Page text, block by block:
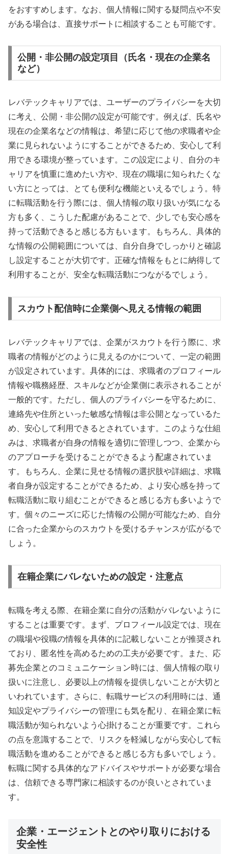
をおすすめします。なお、個人情報に関する疑問点や不安
がある場合は、直接サポートに相談することも可能です。
公開・非公開の設定項目（氏名・現在の企業名
など）
レバテックキャリアでは、ユーザーのプライバシーを大切
に考え、公開・非公開の設定が可能です。例えば、氏名や
現在の企業名などの情報は、希望に応じて他の求職者や企
業に見られないようにすることができるため、安心して利
用できる環境が整っています。この設定により、自分のキ
ャリアを慎重に進めたい方や、現在の職場に知られたくな
い方にとっては、とても便利な機能といえるでしょう。特
に転職活動を行う際には、個人情報の取り扱いが気になる
方も多く、こうした配慮があることで、少しでも安心感を
持って活動できると感じる方もいます。もちろん、具体的
な情報の公開範囲については、自分自身でしっかりと確認
し設定することが大切です。正確な情報をもとに納得して
利用することが、安全な転職活動につながるでしょう。
スカウト配信時に企業側へ見える情報の範囲
レバテックキャリアでは、企業がスカウトを行う際に、求
職者の情報がどのように見えるのかについて、一定の範囲
が設定されています。具体的には、求職者のプロフィール
情報や職務経歴、スキルなどが企業側に表示されることが
一般的です。ただし、個人のプライバシーを守るために、
連絡先や住所といった敏感な情報は非公開となっているた
め、安心して利用できるとされています。このような仕組
みは、求職者が自身の情報を適切に管理しつつ、企業から
のアプローチを受けることができるよう配慮されていま
す。もちろん、企業に見せる情報の選択肢や詳細は、求職
者自身が設定することができるため、より安心感を持って
転職活動に取り組むことができると感じる方も多いようで
す。個々のニーズに応じた情報の公開が可能なため、自分
に合った企業からのスカウトを受けるチャンスが広がるで
しょう。
在籍企業にバレないための設定・注意点
転職を考える際、在籍企業に自分の活動がバレないように
することは重要です。まず、プロフィール設定では、現在
の職場や役職の情報を具体的に記載しないことが推奨され
ており、匿名性を高めるための工夫が必要です。また、応
募先企業とのコミュニケーション時には、個人情報の取り
扱いに注意し、必要以上の情報を提供しないことが大切と
いわれています。さらに、転職サービスの利用時には、通
知設定やプライバシーの管理にも気を配り、在籍企業に転
職活動が知られないよう心掛けることが重要です。これら
の点を意識することで、リスクを軽減しながら安心して転
職活動を進めることができると感じる方も多いでしょう。
転職に関する具体的なアドバイスやサポートが必要な場合
は、信頼できる専門家に相談するのが良いとされていま
す。
企業・エージェントとのやり取りにおける
安全性